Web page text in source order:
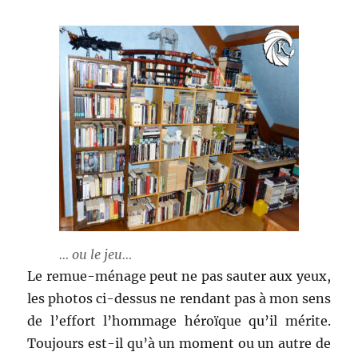
… ou le jeu…
Le remue-ménage peut ne pas sauter aux yeux,
les photos ci-dessus ne rendant pas à mon sens
de l’effort l’hommage héroïque qu’il mérite.
Toujours est-il qu’à un moment ou un autre de